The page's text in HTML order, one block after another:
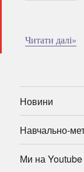
Читати далі»
Новини
Навчально-
Ми на Youtube